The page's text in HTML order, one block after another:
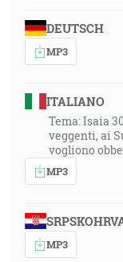
DEUTSCH
MP3
ITALIANO
Tema: Isaia
veggenti, ai
vogliono
MP3
MP3